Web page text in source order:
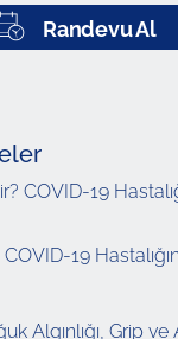
Randevu Al
19